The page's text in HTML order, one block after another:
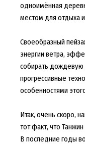
одноимённая
местом для отдыха
Своеобразный
энергии ветра,
собирать дождевую
прогрессивные
особенностями
Итак, очень скоро,
тот факт, что
В последние годы